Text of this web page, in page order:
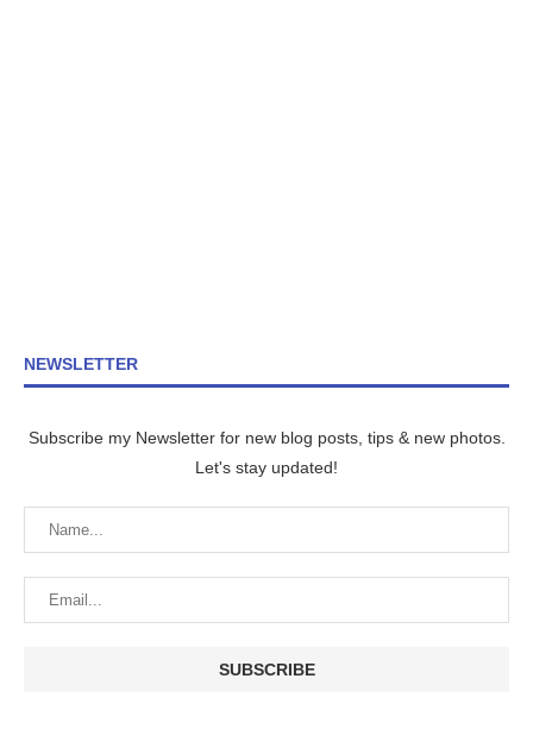
NEWSLETTER
Subscribe my Newsletter for new blog posts, tips & new photos.
Let's stay updated!